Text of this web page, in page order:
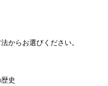
からお選びください。
史